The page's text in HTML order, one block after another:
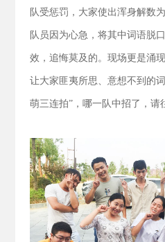
队受惩罚，大家使出浑身解数
队员因为心急，将其中词语脱
效，追悔莫及的。现场更是涌
让大家匪夷所思、意想不到的
萌三连拍”，哪一队中招了，请